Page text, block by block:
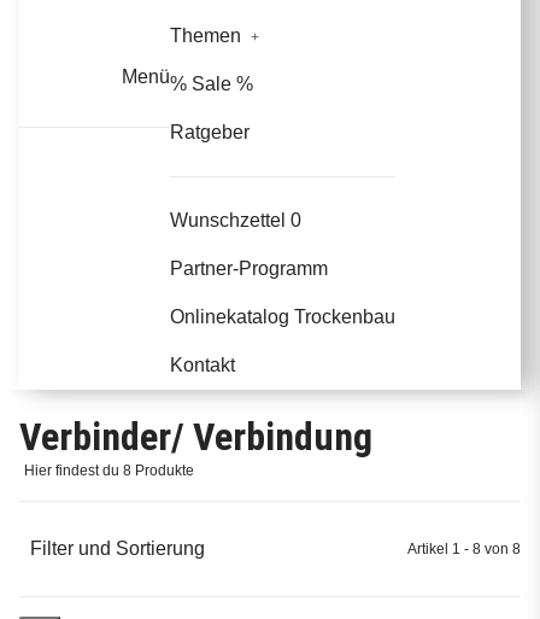
Menü
Themen
% Sale %
Ratgeber
Wunschzettel 0
Partner-Programm
Onlinekatalog Trockenbau
Kontakt
Verbinder/ Verbindung
Hier findest du 8 Produkte
Filter und Sortierung Artikel 1 - 8 von 8